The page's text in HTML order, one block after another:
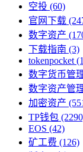
空投 (60)
官网下载
数字资产
下载指南 (3)
tokenpocket
数字货币管
数字资产管
加密资产
TP钱包
EOS (42)
矿工费 (126)